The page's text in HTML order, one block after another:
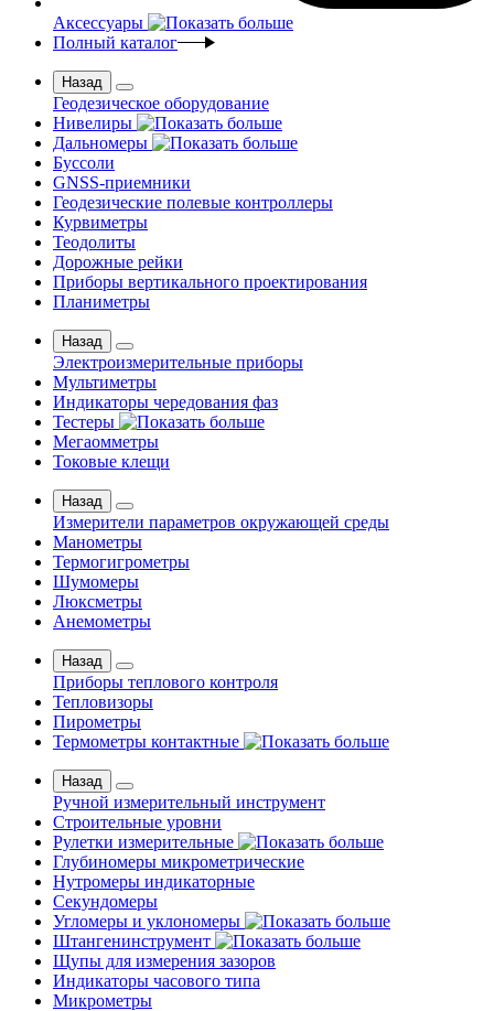
Аксессуары
Полный каталог
Назад
Геодезическое оборудование
Нивелиры
Дальномеры
Буссоли
GNSS-приемники
Геодезические полевые контроллеры
Курвиметры
Теодолиты
Дорожные рейки
Приборы вертикального проектирования
Планиметры
Назад
Электроизмерительные приборы
Мультиметры
Индикаторы чередования фаз
Тестеры
Мегаомметры
Токовые клещи
Назад
Измерители параметров окружающей среды
Манометры
Термогигрометры
Шумомеры
Люксметры
Анемометры
Назад
Приборы теплового контроля
Тепловизоры
Пирометры
Термометры контактные
Назад
Ручной измерительный инструмент
Строительные уровни
Рулетки измерительные
Глубиномеры микрометрические
Нутромеры индикаторные
Секундомеры
Угломеры и уклономеры
Штангенинструмент
Щупы для измерения зазоров
Индикаторы часового типа
Микрометры